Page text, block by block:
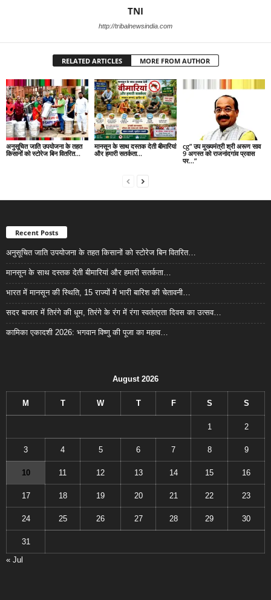
TNI
http://tribalnewsindia.com
RELATED ARTICLES MORE FROM AUTHOR
अनुसूचित जाति उपयोजना के तहत
किसानों को स्टोरेज बिन वितरित…
मानसून के साथ दस्तक देती बीमारियां
और हमारी सतर्कता…
cg” उप मुख्यमंत्री श्री अरूण साव
9 अगस्त को राजनांदगांव प्रवास
पर…”
Recent Posts
अनुसूचित जाति उपयोजना के तहत किसानों को स्टोरेज बिन वितरित…
मानसून के साथ दस्तक देती बीमारियां और हमारी सतर्कता…
भारत में मानसून की स्थिति, 15 राज्यों में भारी बारिश की चेतावनी…
सदर बाजार में तिरंगे की धूम, तिरंगे के रंग में रंगा स्वतंत्रता दिवस का उत्सव…
कामिका एकादशी 2026: भगवान विष्णु की पूजा का महत्व…
August 2026
M T W T F S S
1 2
3 4 5 6 7 8 9
10 11 12 13 14 15 16
17 18 19 20 21 22 23
24 25 26 27 28 29 30
31
« Jul